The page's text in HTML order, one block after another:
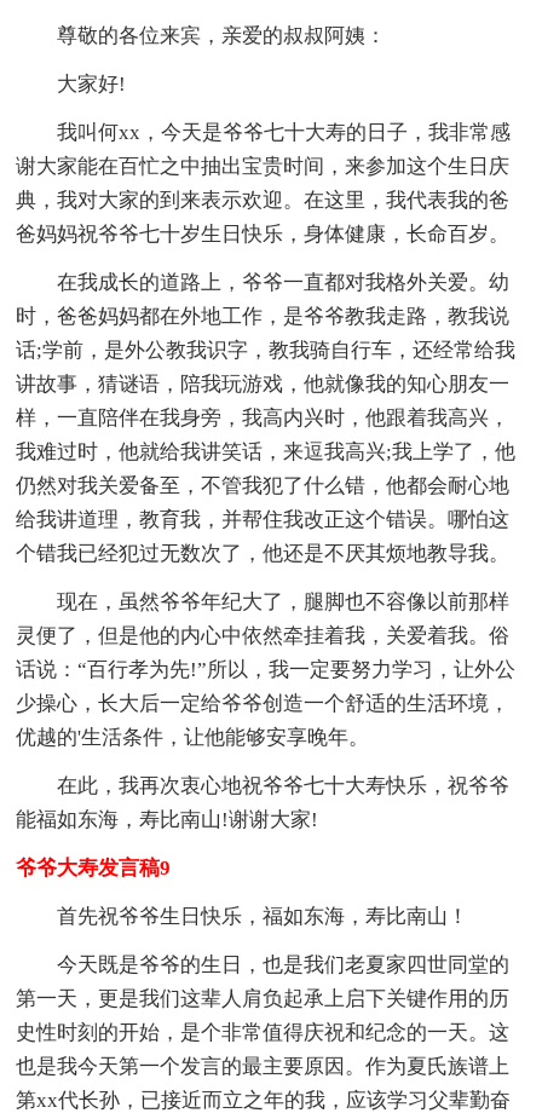
尊敬的各位来宾，亲爱的叔叔阿姨：
大家好!
我叫何xx，今天是爷爷七十大寿的日子，我非常感
谢大家能在百忙之中抽出宝贵时间，来参加这个生日庆
典，我对大家的到来表示欢迎。在这里，我代表我的爸
爸妈妈祝爷爷七十岁生日快乐，身体健康，长命百岁。
在我成长的道路上，爷爷一直都对我格外关爱。幼
时，爸爸妈妈都在外地工作，是爷爷教我走路，教我说
话;学前，是外公教我识字，教我骑自行车，还经常给我
讲故事，猜谜语，陪我玩游戏，他就像我的知心朋友一
样，一直陪伴在我身旁，我高内兴时，他跟着我高兴，
我难过时，他就给我讲笑话，来逗我高兴;我上学了，他
仍然对我关爱备至，不管我犯了什么错，他都会耐心地
给我讲道理，教育我，并帮住我改正这个错误。哪怕这
个错我已经犯过无数次了，他还是不厌其烦地教导我。
现在，虽然爷爷年纪大了，腿脚也不容像以前那样
灵便了，但是他的内心中依然牵挂着我，关爱着我。俗
话说：“百行孝为先!”所以，我一定要努力学习，让外公
少操心，长大后一定给爷爷创造一个舒适的生活环境，
优越的'生活条件，让他能够安享晚年。
在此，我再次衷心地祝爷爷七十大寿快乐，祝爷爷
能福如东海，寿比南山!谢谢大家!
爷爷大寿发言稿9
首先祝爷爷生日快乐，福如东海，寿比南山！
今天既是爷爷的生日，也是我们老夏家四世同堂的
第一天，更是我们这辈人肩负起承上启下关键作用的历
史性时刻的开始，是个非常值得庆祝和纪念的一天。这
也是我今天第一个发言的最主要原因。作为夏氏族谱上
第xx代长孙，已接近而立之年的我，应该学习父辈勤奋